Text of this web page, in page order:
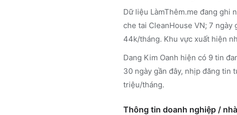
Dữ liệu LàmThêm.me đang ghi
che tai CleanHouse VN; 7
44k/tháng. Khu vực xuất hiện
Dang Kim Oanh hiện có 9 tin
30 ngày gần đây, nhịp đăng tin
triệu/tháng.
Thông tin doanh nghiệp /